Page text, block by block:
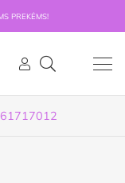
PREKĖMS!